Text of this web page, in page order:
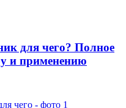
для чего? Полное
и применению